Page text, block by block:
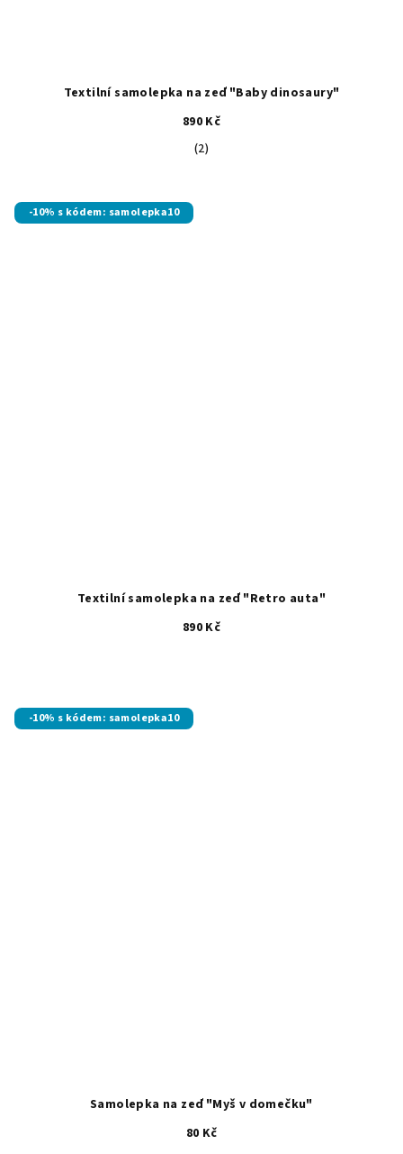
Textilní samolepka na zeď "Baby dinosaury"
890 Kč
Průměrné
je
5,0
(2)
-10% s kódem: samolepka10
Textilní samolepka na zeď "Retro auta"
890 Kč
-10% s kódem: samolepka10
Samolepka na zeď "Myš v domečku"
80 Kč